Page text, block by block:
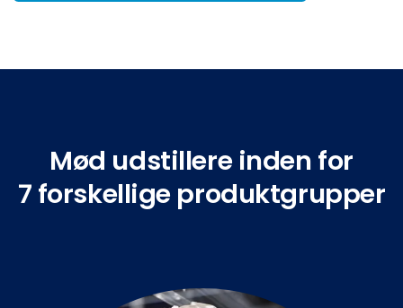
Mød udstillere inden for
7 forskellige produktgrupper